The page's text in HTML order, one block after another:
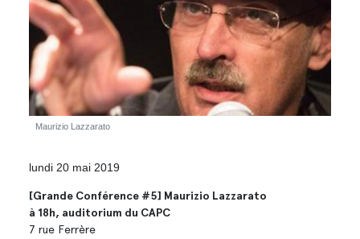
Maurizio Lazzarato
lundi 20 mai 2019
[Grande Conférence #5] Maurizio Lazzarato
à 18h, auditorium du CAPC
7 rue Ferrère